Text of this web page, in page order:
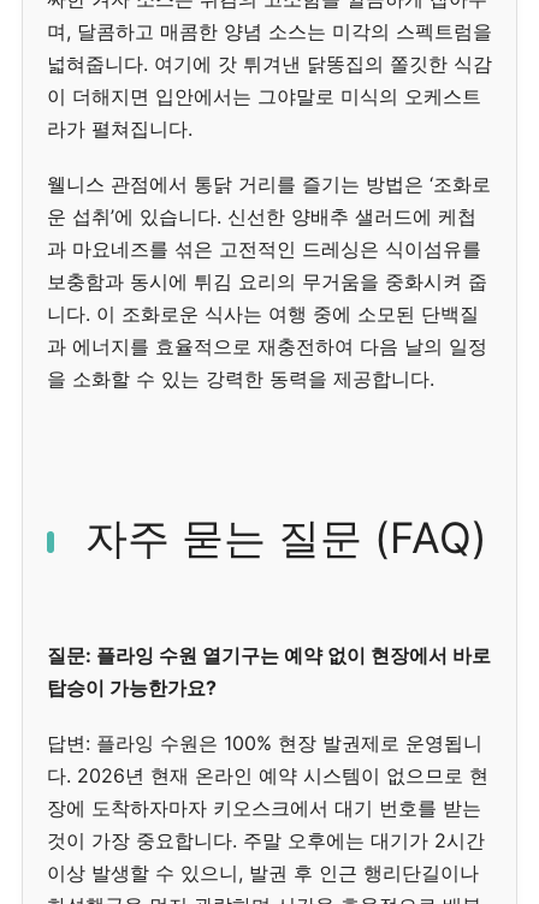
며, 달콤하고 매콤한 양념 소스는 미각의 스펙트럼을
넓혀줍니다. 여기에 갓 튀겨낸 닭똥집의 쫄깃한 식감
이 더해지면 입안에서는 그야말로 미식의 오케스트
라가 펼쳐집니다.
웰니스 관점에서 통닭 거리를 즐기는 방법은 ‘조화로
운 섭취’에 있습니다. 신선한 양배추 샐러드에 케첩
과 마요네즈를 섞은 고전적인 드레싱은 식이섬유를
보충함과 동시에 튀김 요리의 무거움을 중화시켜 줍
니다. 이 조화로운 식사는 여행 중에 소모된 단백질
과 에너지를 효율적으로 재충전하여 다음 날의 일정
을 소화할 수 있는 강력한 동력을 제공합니다.
자주 묻는 질문 (FAQ)
질문: 플라잉 수원 열기구는 예약 없이 현장에서 바로
탑승이 가능한가요?
답변: 플라잉 수원은 100% 현장 발권제로 운영됩니
다. 2026년 현재 온라인 예약 시스템이 없으므로 현
장에 도착하자마자 키오스크에서 대기 번호를 받는
것이 가장 중요합니다. 주말 오후에는 대기가 2시간
이상 발생할 수 있으니, 발권 후 인근 행리단길이나